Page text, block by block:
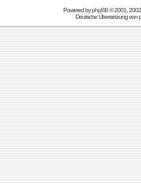
Powered byphpBB© 2001,
Deutsche Übersetzung von